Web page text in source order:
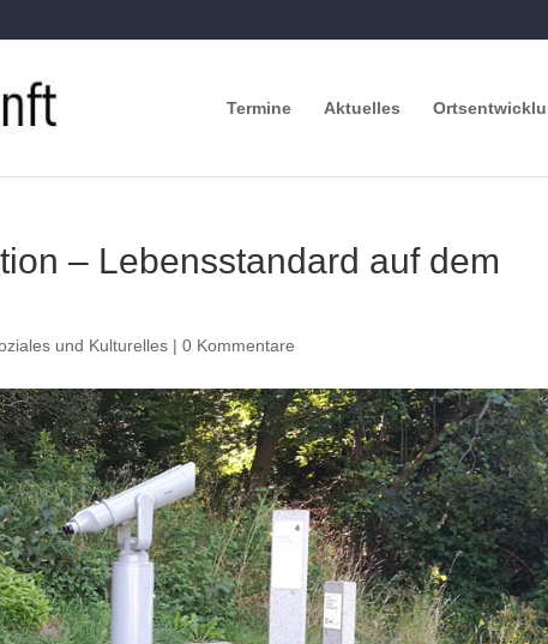
Termine Aktuelles
– Lebensstandard auf dem
und Kulturelles |0 Kommentare